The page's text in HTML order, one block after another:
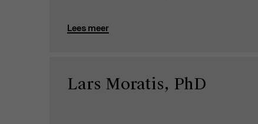
Lees meer
Lars Moratis, PhD